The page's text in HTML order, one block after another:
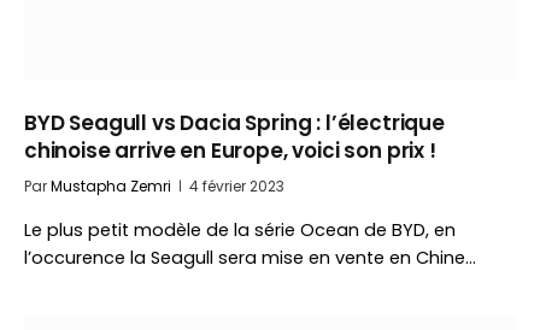
BYD Seagull vs Dacia Spring : l’électrique
chinoise arrive en Europe, voici son prix !
ParMustapha Zemri 4 février 2023
Le plus petit modèle de la série Ocean de BYD, en
l’occurence la Seagull sera mise en vente en Chine…